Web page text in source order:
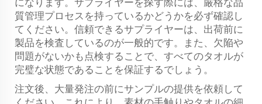
になります。サプライヤーを探す際には、厳格な品
質管理プロセスを持っているかどうかを必ず確認し
てください。信頼できるサプライヤーは、出荷前に
製品を検査しているのが一般的です。また、欠陥や
問題がないかも点検することで、すべてのタオルが
完璧な状態であることを保証するでしょう。
注文後、大量発注の前にサンプルの提供を依頼して